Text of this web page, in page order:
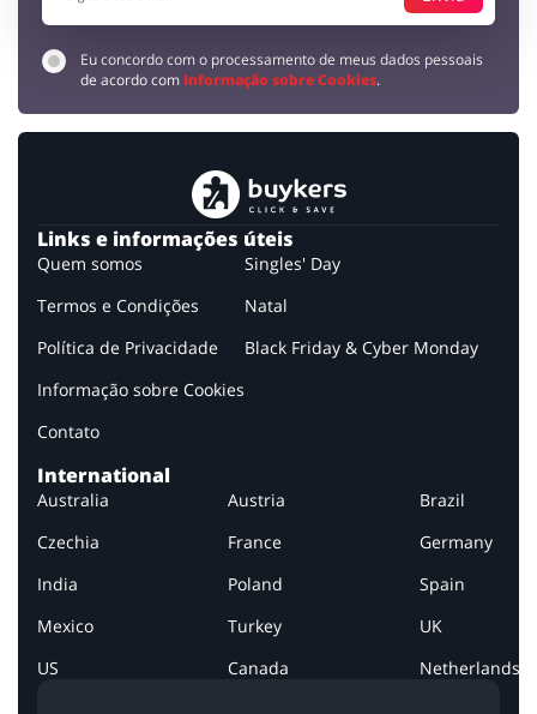
Eu concordo com o processamento de meus dados pessoais
de acordo com Informação sobre Cookies.
Links e informações úteis
Quem somos
Termos e Condições
Política de Privacidade
Informação sobre Cookies
Contato
Singles' Day
Natal
Black Friday & Cyber Monday
International
Australia Austria
Brazil
Czechia
France
Germany
India
Poland
Spain
Mexico
Turkey
UK
US
Canada Netherlands